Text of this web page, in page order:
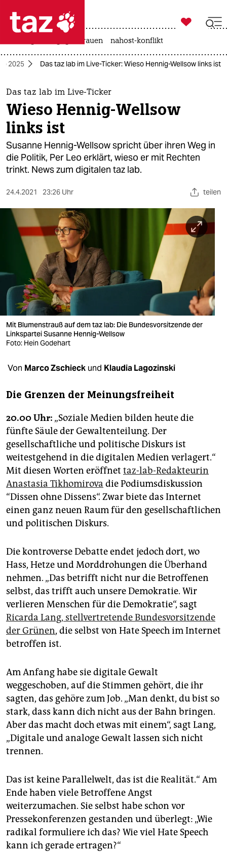
 taz zahl ich
taz zahl ich
themen
politik
öko
gesellschaft
sport
berlin
nord
wahrheit
verlag
verlag
veranstaltungen
unterstützen
abo
genossenschaft
epaper login

taz zahl ich
gewalt gegen frauen nahost-konflikt
2025 Das taz lab im Live-Ticker: Wieso Hennig-Wellsow links ist
Das taz lab im Live-Ticker
Wieso Hennig-Wellsow
links ist
Susanne Hennig-Wellsow spricht über ihren Weg in
die Politik, Per Leo erklärt, wieso er mit Rechten
trinkt. News zum digitalen taz lab.
24.4.2021 23:26 Uhr teilen
Mit Blumenstrauß auf dem taz lab: Die Bundesvorsitzende der
Linkspartei Susanne Hennig-Wellsow
Foto: Hein Godehart
Von Marco Zschieck und Klaudia Lagozinski
Die Grenzen der Meinungsfreiheit
20.00 Uhr: „Soziale Medien bilden heute die
fünfte Säule der Gewaltenteilung. Der
gesellschaftliche und politische Diskurs ist
weitestgehend in die digitalen Medien verlagert.“
Mit diesen Worten eröffnet taz-lab-Redakteurin
Anastasia Tikhomirova die Podiumsdiskussion
“Dissen ohne Dissens“. Zwar biete das Internet
einen ganz neuen Raum für den gesellschaftlichen
und politischen Diskurs.
Die kontroverse Debatte endet jedoch dort, wo
Hass, Hetze und Morddrohungen die Überhand
nehmen. „Das betrifft nicht nur die Betroffenen
selbst, das trifft auch unsere Demokratie. Wir
verlieren Menschen für die Demokratie“, sagt
Ricarda Lang, stellvertretende Bundesvorsitzende
der Grünen, die selbst von Hate Speech im Internet
betroffen ist.
Am Anfang habe sie digitale Gewalt
weggeschoben, auf die Stimmen gehört, die ihr
sagten, das gehöre zum Job. „Man denkt, du bist so
stark, dass kann dich nicht aus der Bahn bringen.
Aber das macht doch etwas mit einem“, sagt Lang,
„Digitale und analoge Gewalt lassen sich nicht
trennen.
Das ist keine Parallelwelt, das ist die Realität.“ Am
Ende haben viele Betroffene Angst
weiterzumachen. Sie selbst habe schon vor
Pressekonferenzen gestanden und überlegt: „Wie
radikal formuliere ich das? Wie viel Hate Speech
kann ich gerade ertragen?“